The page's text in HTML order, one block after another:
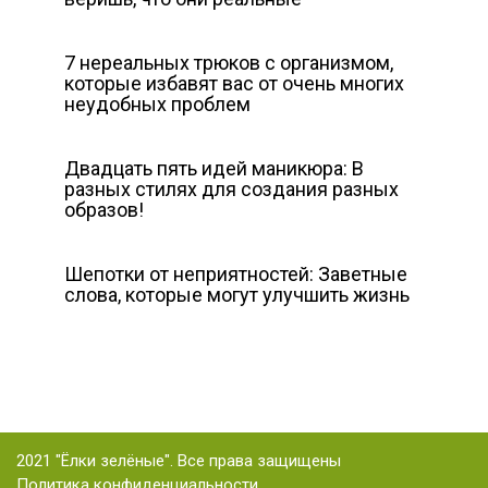
7 нереальных трюков с организмом,
которые избавят вас от очень многих
неудобных проблем
Двадцать пять идей маникюра: В
разных стилях для создания разных
образов!
Шепотки от неприятностей: Заветные
слова, которые могут улучшить жизнь
2021 "Ёлки зелёные". Все права защищены